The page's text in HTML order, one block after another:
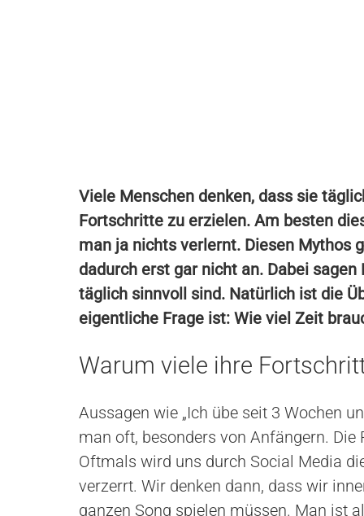
Viele Menschen denken, dass sie
Fortschritte zu erzielen. Am besten
man ja nichts verlernt. Diesen Mythos
dadurch erst gar nicht an. Dabei
täglich sinnvoll sind. Natürlich ist die
eigentliche Frage ist: Wie viel Zeit
Warum viele ihre
Aussagen wie „Ich übe seit 3 Wochen
man oft, besonders von Anfängern.
Oftmals wird uns durch Social Media
verzerrt. Wir denken dann, dass wir
ganzen Song spielen müssen. Man ist